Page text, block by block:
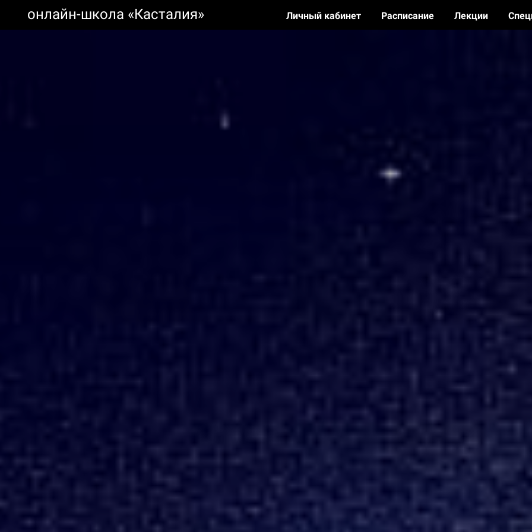
онлайн-школа «Касталия» Личный кабинет Расписание Лекции